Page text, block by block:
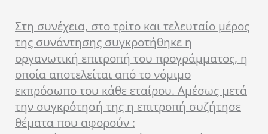
Στη συνέχεια, στο τρίτο και τελευταίο μέρος
της συνάντησης συγκροτήθηκε η
οργανωτική επιτροπή του προγράμματος, η
οποία αποτελείται από το νόμιμο
εκπρόσωπο του κάθε εταίρου. Αμέσως μετά
την συγκρότησή της η επιτροπή συζήτησε
θέματα που αφορούν :